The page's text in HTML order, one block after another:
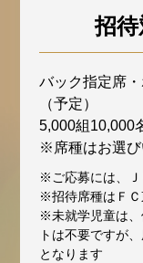
招
バック指定席
（予定）
5,000組10,000
※席種はお選び
※ご応募には、Ｊ
※招待席種はＦ
※未就学児童は、
トは不要ですが
となります